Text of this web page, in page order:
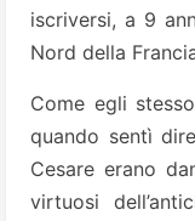
iscriversi, a 9
Nord della
Come egli
quando sentì
Cesare erano
virtuosi